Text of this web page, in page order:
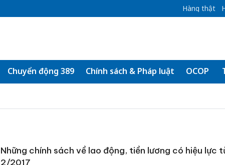
Hàng thật
Chuyển động 389 Chính sách & Pháp luật OCOP
Những chính sách về lao động, tiền lương có hiệu lực
2/2017